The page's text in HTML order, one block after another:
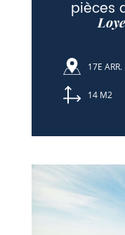
pièces
17E ARR.
14 M2